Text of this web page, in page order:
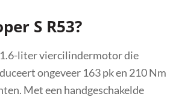
S R53?
1.6-liter viercilindermotor die
ongeveer 163 pk en 210 Nm
Met een handgeschakelde